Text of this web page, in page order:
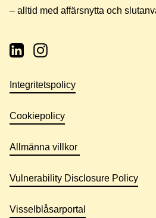
– alltid med affärsnytta och
Integritetspolicy
Cookiepolicy
Allmänna villkor
Vulnerability Disclosure Policy
Visselblåsarportal